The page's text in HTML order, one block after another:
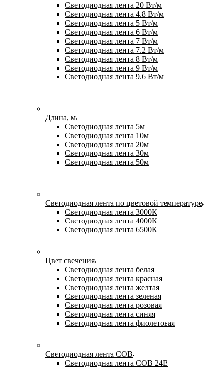
Светодиодная лента 20 Вт/м
Светодиодная лента 4.8 Вт/м
Светодиодная лента 5 Вт/м
Светодиодная лента 6 Вт/м
Светодиодная лента 7 Вт/м
Светодиодная лента 7.2 Вт/м
Светодиодная лента 8 Вт/м
Светодиодная лента 9 Вт/м
Светодиодная лента 9.6 Вт/м
Длина, м
Светодиодная лента 5м
Светодиодная лента 10м
Светодиодная лента 20м
Светодиодная лента 30м
Светодиодная лента 50м
Светодиодная лента по цветовой температуре
Светодиодная лента 3000К
Светодиодная лента 4000К
Светодиодная лента 6500К
Цвет свечения
Светодиодная лента белая
Светодиодная лента красная
Светодиодная лента желтая
Светодиодная лента зеленая
Светодиодная лента розовая
Светодиодная лента синяя
Светодиодная лента фиолетовая
Светодиодная лента COB
Светодиодная лента COB 24В